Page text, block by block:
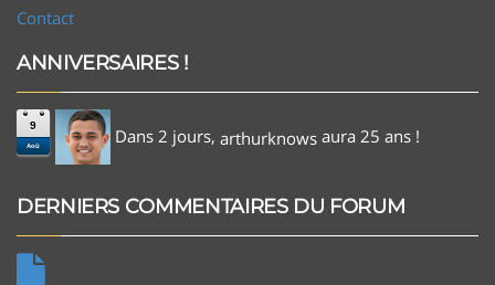
Contact
ANNIVERSAIRES !
9
Aoû Dans 2 jours, arthurknows aura 25 ans !
DERNIERS COMMENTAIRES DU FORUM